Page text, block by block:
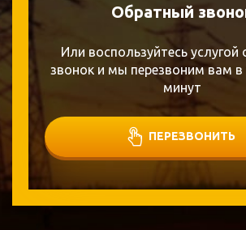
Обратный
Или воспользуйтесь услугой
звонок и мы перезвоним вам в
минут
ПЕРЕЗВОНИТЬ